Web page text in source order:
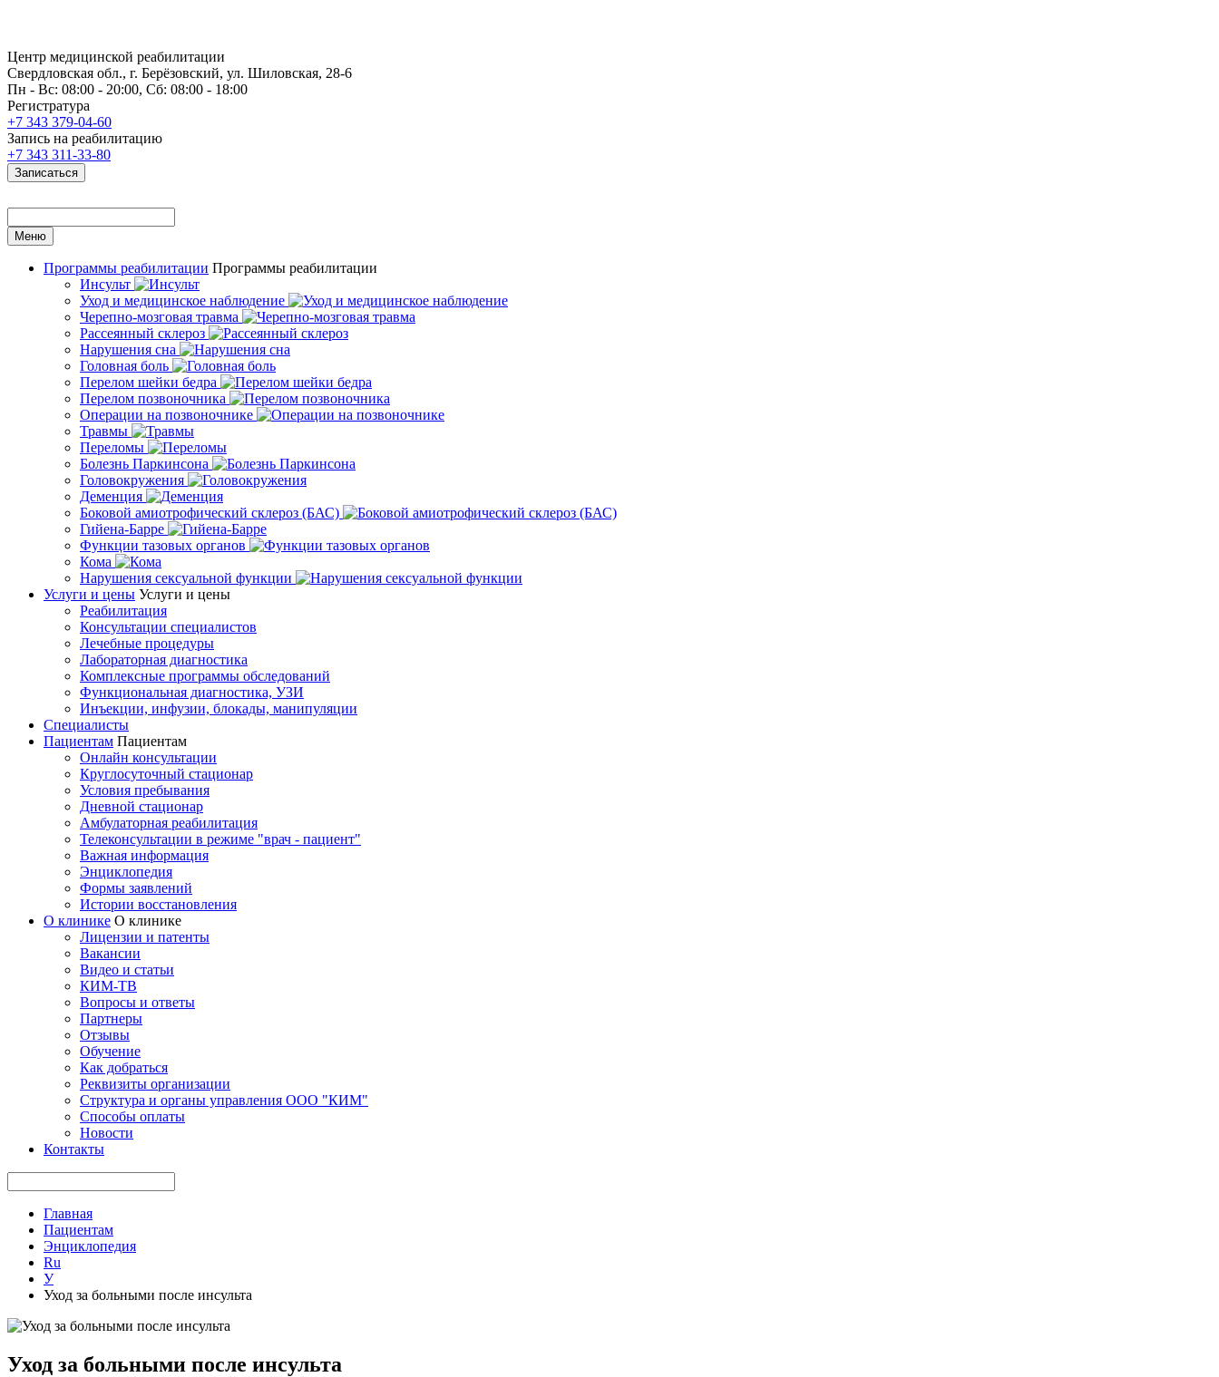
Центр медицинской реабилитации
Свердловская обл., г. Берёзовский, ул. Шиловская, 28-6
Пн - Вс: 08:00 - 20:00, Сб: 08:00 - 18:00
Регистратура
+7 343 379-04-60
Запись на реабилитацию
+7 343 311-33-80
Записаться
Меню
Программы реабилитации Программы реабилитации
Инсульт
Уход и медицинское наблюдение
Черепно-мозговая травма
Рассеянный склероз
Нарушения сна
Головная боль
Перелом шейки бедра
Перелом позвоночника
Операции на позвоночнике
Травмы
Переломы
Болезнь Паркинсона
Головокружения
Деменция
Боковой амиотрофический склероз (БАС)
Гийена-Барре
Функции тазовых органов
Кома
Нарушения сексуальной функции
Услуги и цены Услуги и цены
Реабилитация
Консультации специалистов
Лечебные процедуры
Лабораторная диагностика
Комплексные программы обследований
Функциональная диагностика, УЗИ
Инъекции, инфузии, блокады, манипуляции
Специалисты
Пациентам Пациентам
Онлайн консультации
Круглосуточный стационар
Условия пребывания
Дневной стационар
Амбулаторная реабилитация
Телеконсультации в режиме "врач - пациент"
Важная информация
Энциклопедия
Формы заявлений
Истории восстановления
О клинике О клинике
Лицензии и патенты
Вакансии
Видео и статьи
КИМ-ТВ
Вопросы и ответы
Партнеры
Отзывы
Обучение
Как добраться
Реквизиты организации
Структура и органы управления ООО "КИМ"
Способы оплаты
Новости
Контакты
Главная
Пациентам
Энциклопедия
Ru
У
Уход за больными после инсульта
Уход за больными после инсульта